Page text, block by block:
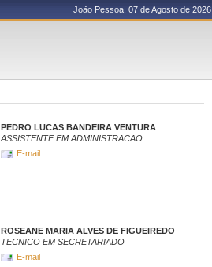
João Pessoa, 07 de Agosto de 2026
PEDRO LUCAS BANDEIRA VENTURA
ASSISTENTE EM ADMINISTRACAO
E-mail
ROSEANE MARIA ALVES DE FIGUEIREDO
TECNICO EM SECRETARIADO
E-mail